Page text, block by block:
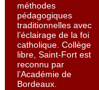
méthodes
pédagogiques
traditionnelles avec
l’éclairage de la foi
catholique. Collège
libre, Saint-Fort est
reconnu par
l’Académie de
Bordeaux.